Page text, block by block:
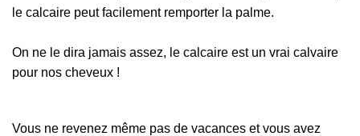
le calcaire peut facilement remporter la palme.
On ne le dira jamais assez, le calcaire est un vrai calvaire
pour nos cheveux !
Vous ne revenez même pas de vacances et vous avez